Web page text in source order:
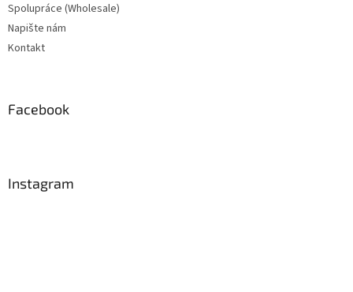
Spolupráce (Wholesale)
Napište nám
Kontakt
Facebook
Instagram